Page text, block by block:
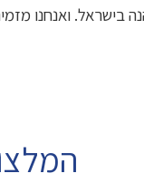
ואנחנו